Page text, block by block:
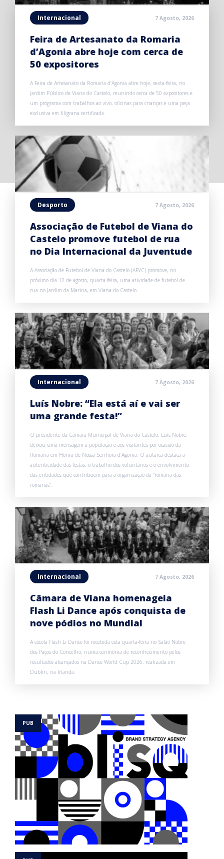
Internacional 7 Agosto, 2026
Feira de Artesanato da Romaria
d’Agonia abre hoje com cerca de
50 expositores
A Feira de Artesanato da Romaria d’Agonia abre hoje, sexta-feira, no
Jardim Público de Viana do Castelo, reunindo cerca de 50 expositores e
um programa com trabalhos ao vivo, oficinas para crianças e uma peça
exclusiva em filigrana certificada.
Desporto 7 Agosto, 2026
Associação de Futebol de Viana do
Castelo promove futebol de rua
no Dia Internacional da Juventude
A Associação de Futebol de Viana do Castelo (AFVC) promove, no
próximo dia 12 de agosto, quarta-feira, uma atividade de futebol de
rua no Jardim da Marina, em Viana do Castelo.
Internacional 7 Agosto, 2026
Luís Nobre: “Ela está aí e vai ser
uma grande festa!”
O presidente da Câmara Municipal de Viana do Castelo, Luís Nobre,
deixou uma mensagem à população e aos visitantes por ocasião da
Romaria em Honra de Nossa Senhora d’Agonia. O autarca destaca a
autenticidade das festas, o trabalho dos voluntários e o envolvimento
das entidades que contribuem para a organização da “romaria das
romarias”.
Internacional 7 Agosto, 2026
Câmara de Viana homenageia
Flash Li Dance após conquista de
nove pódios no Mundial
A escola Flash Li Dance foi recebida esta quarta-feira no Salão Nobre
dos Paços do Concelho, numa cerimónia de reconhecimento pelos
resultados alcançados na Dance World Cup 2026, realizada em
Dublin, na Irlanda.